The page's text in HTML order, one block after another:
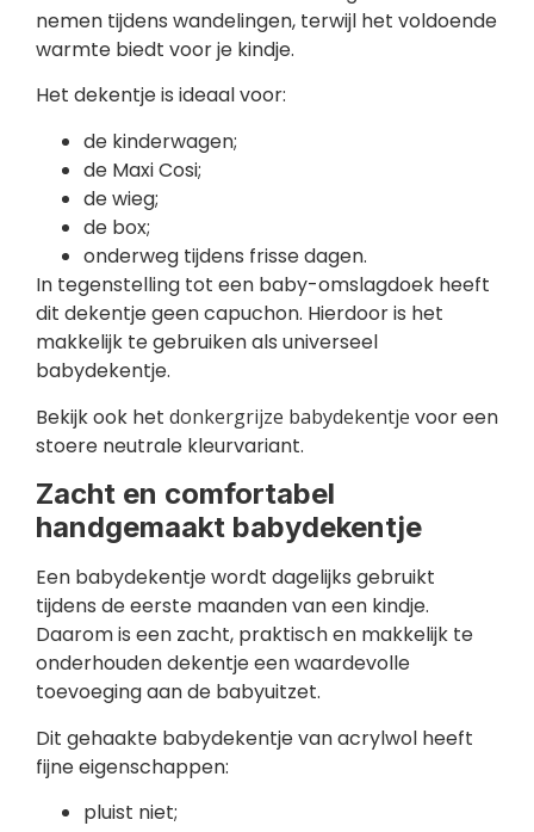
nemen tijdens wandelingen, terwijl het voldoende
warmte biedt voor je kindje.
Het dekentje is ideaal voor:
de kinderwagen;
de Maxi Cosi;
de wieg;
de box;
onderweg tijdens frisse dagen.
In tegenstelling tot een baby-omslagdoek heeft
dit dekentje geen capuchon. Hierdoor is het
makkelijk te gebruiken als universeel
babydekentje.
Bekijk ook het donkergrijze babydekentje voor een
stoere neutrale kleurvariant.
Zacht en comfortabel
handgemaakt babydekentje
Een babydekentje wordt dagelijks gebruikt
tijdens de eerste maanden van een kindje.
Daarom is een zacht, praktisch en makkelijk te
onderhouden dekentje een waardevolle
toevoeging aan de babyuitzet.
Dit gehaakte babydekentje van acrylwol heeft
fijne eigenschappen:
pluist niet;